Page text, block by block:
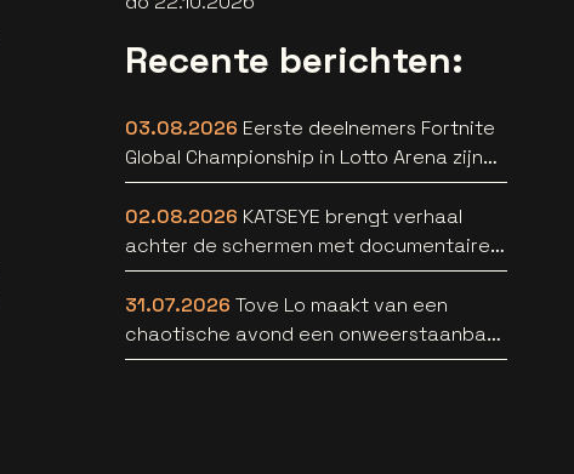
Recente berichten:
03.08.2026 Eerste deelnemers Fortnite
Global Championship in Lotto Arena zijn
bekend
02.08.2026 KATSEYE brengt verhaal
achter de schermen met documentaire
WILD HEARTS [trailer]
31.07.2026 Tove Lo maakt van een
chaotische avond een onweerstaanbare
popsong